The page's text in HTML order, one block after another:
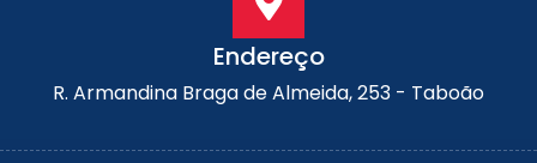
Endereço
R. Armandina Braga de Almeida, 253 - Taboão